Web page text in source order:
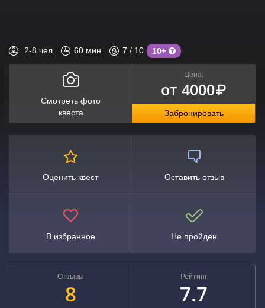
2-8 чел. 60 мин. 7 / 10 10+
Смотреть фото
квеста
Цена:
от 4000₽
Забронировать
Оценить квест Оставить отзыв
В избранное Не пройден
Отзывы
8
Рейтинг
7.7